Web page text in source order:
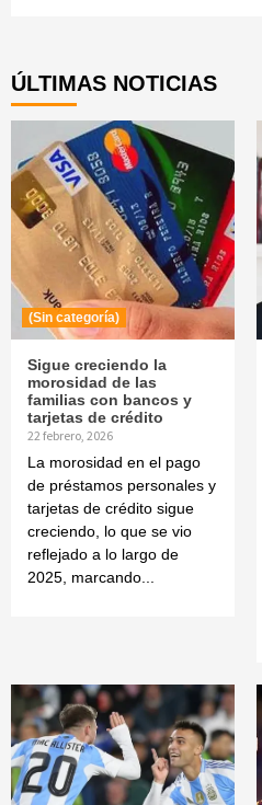
ÚLTIMAS NOTICIAS
(Sin categoría)
Sigue creciendo la
morosidad de las
familias con bancos y
tarjetas de crédito
22 febrero, 2026
La morosidad en el pago
de préstamos personales y
tarjetas de crédito sigue
creciendo, lo que se vio
reflejado a lo largo de
2025, marcando...